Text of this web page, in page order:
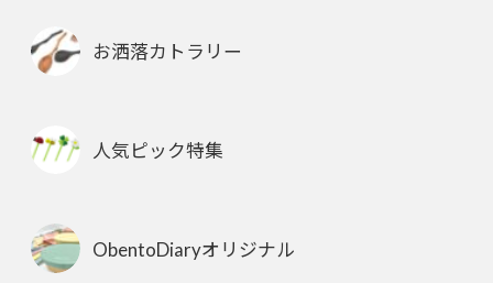
お洒落カトラリー
人気ピック特集
ObentoDiaryオリジナル